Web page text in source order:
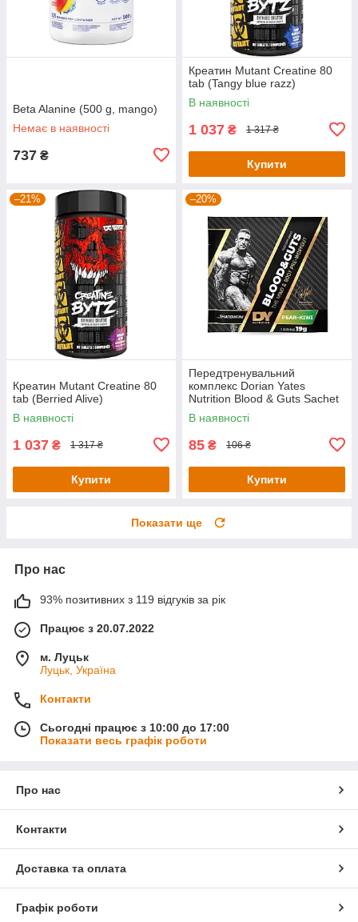
Beta Alanine (500 g, mango)
Немає в наявності
737 ₴
Креатин Mutant Creatine 80
tab (Tangy blue razz)
В наявності
1 037 ₴ 1 317 ₴
Купити
–21%
Креатин Mutant Creatine 80
tab (Berried Alive)
В наявності
1 037 ₴ 1 317 ₴
Купити
–20%
Передтренувальний
комплекс Dorian Yates
Nutrition Blood & Guts Sachet
— 19 g (Pear Kiwi)
В наявності
85 ₴ 106 ₴
Купити
Показати ще
Про нас
93% позитивних з 119 відгуків за рік
Працює з 20.07.2022
м. Луцьк
Луцьк, Україна
Контакти
Сьогодні працює з 10:00 до 17:00
Показати весь графік роботи
Про нас
Контакти
Доставка та оплата
Графік роботи